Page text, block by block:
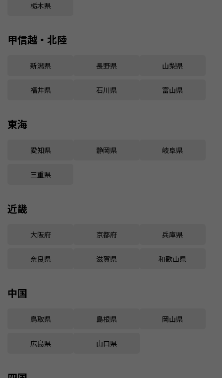
栃木県
甲信越・北陸
新潟県 長野県 山梨県
福井県 石川県 富山県
東海
愛知県 静岡県 岐阜県
三重県
近畿
大阪府 京都府 兵庫県
奈良県 滋賀県 和歌山県
中国
鳥取県 島根県 岡山県
広島県 山口県